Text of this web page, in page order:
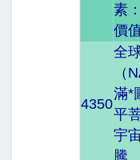
素
價
4350
全
（
滿*
平
宇
騰